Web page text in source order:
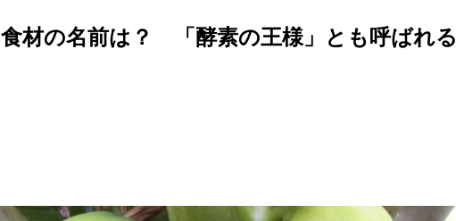
食材の名前は？ 「酵素の王様」とも呼ばれる